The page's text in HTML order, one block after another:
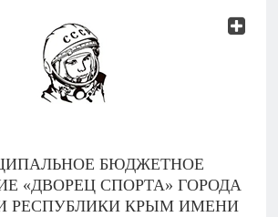
БЮДЖЕТНОЕ
«ДВОРЕЦ СПОРТА» ГОРОДА
РЕСПУБЛИКИ КРЫМ ИМЕНИ